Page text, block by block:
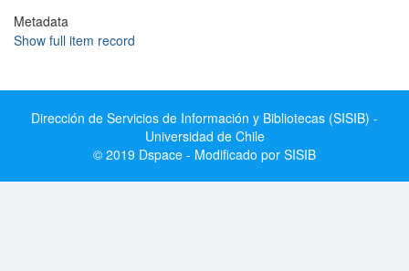
Metadata
Show full item record
Dirección de Servicios de Información y Bibliotecas (SISIB) -
Universidad de Chile
© 2019 Dspace - Modificado por SISIB